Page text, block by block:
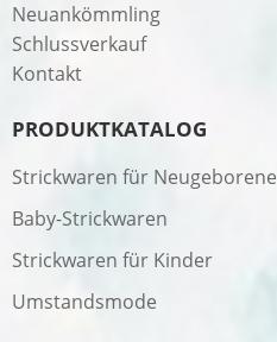
Neuankömmling
Schlussverkauf
Kontakt
PRODUKTKATALOG
Strickwaren für Neugeborene
Baby-Strickwaren
Strickwaren für Kinder
Umstandsmode